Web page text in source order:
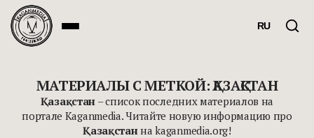
RU
МАТЕРИАЛЫ С МЕТКОЙ: ҚАЗАҚСТАН
Қазақстан – список последних материалов на
портале Kaganmedia. Читайте новую информацию про
Қазақстанна kaganmedia.org!